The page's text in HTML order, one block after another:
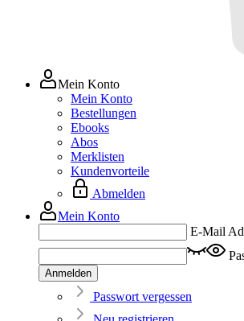
Mein Konto
Mein Konto
Bestellungen
Ebooks
Abos
Merklisten
Kundenvorteile
Abmelden
Mein Konto
E-Mail
Anmelden
Passwort vergessen